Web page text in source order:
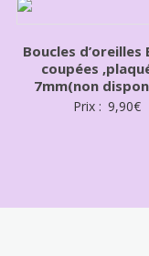
Boucles d’oreilles
coupées
7mm(non
Prix : 9,90€